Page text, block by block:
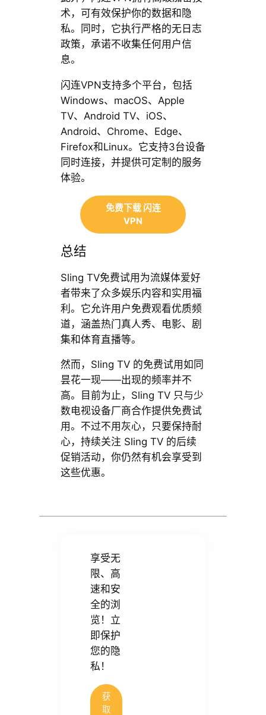
术，可有效保护你的数据和隐
私。同时，它执行严格的无日志
政策，承诺不收集任何用户信
息。
闪连VPN支持多个平台，包括
Windows、macOS、Apple
TV、Android TV、iOS、
Android、Chrome、Edge、
Firefox和Linux。它支持3台设备
同时连接，并提供可定制的服务
体验。
免费下载 闪连
VPN
总结
Sling TV免费试用为流媒体爱好
者带来了众多娱乐内容和实用福
利。它允许用户免费观看优质频
道，涵盖热门真人秀、电影、剧
集和体育直播等。
然而，Sling TV 的免费试用如同
昙花一现——出现的频率并不
高。目前为止，Sling TV 只与少
数电视设备厂商合作提供免费试
用。不过不用灰心，只要保持耐
心，持续关注 Sling TV 的后续
促销活动，你仍然有机会享受到
这些优惠。
享受无
限、高
速和安
全的浏
览！立
即保护
您的隐
私！
获
取